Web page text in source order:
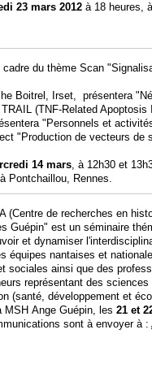
23 mars 2012 à 18 heures,
du thème Scan
Boitrel, Irset, présentera
(TNF-Related Apoptosis
"Personnels et
"Production de vecteurs de
14 mars, à 12h30 et
Pontchaillou, Rennes.
(Centre de recherches en
Guépin" est un séminaire
et dynamiser
équipes nantaises et
sociales ainsi que des
représentant des
(santé, développement et
MSH Ange Guépin, les 21 et
sont à envoyer à :